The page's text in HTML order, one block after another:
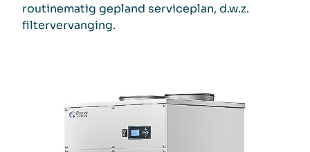
routinematig gepland serviceplan, d.w.z.
filtervervanging.